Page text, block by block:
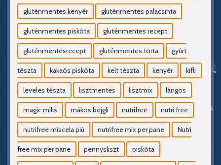
gluténmentes kenyér gluténmentes palacsinta
gluténmentes piskóta gluténmentes recept
gluténmentesrecept gluténmentes torta gyúrt
tészta kakaós piskóta kelt tészta kenyér kifli
leveles tészta lisztmentes lisztmix lángos
magic mills mákos bejgli nutrifree nutri free
nutrifree miscela piú nutrifree mix per pane Nutri
free mix per pane pennysliszt piskóta